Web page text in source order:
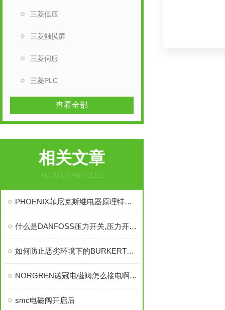
三菱低压
三菱触摸屏
三菱伺服
三菱PLC
查看全部
相关文章
RELATED ARTICLES
PHOENIX菲尼克斯继电器原理特性资料有哪些
什么是DANFOSS压力开关,压力开关的特点是什么
如何防止恶劣环境下的BURKERT电磁阀烧坏？
NORGREN诺冠电磁阀怎么接电啊,整个的电路连接
smc电磁阀开启后